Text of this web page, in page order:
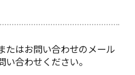
たはお問い合わせのメール
い合わせください。